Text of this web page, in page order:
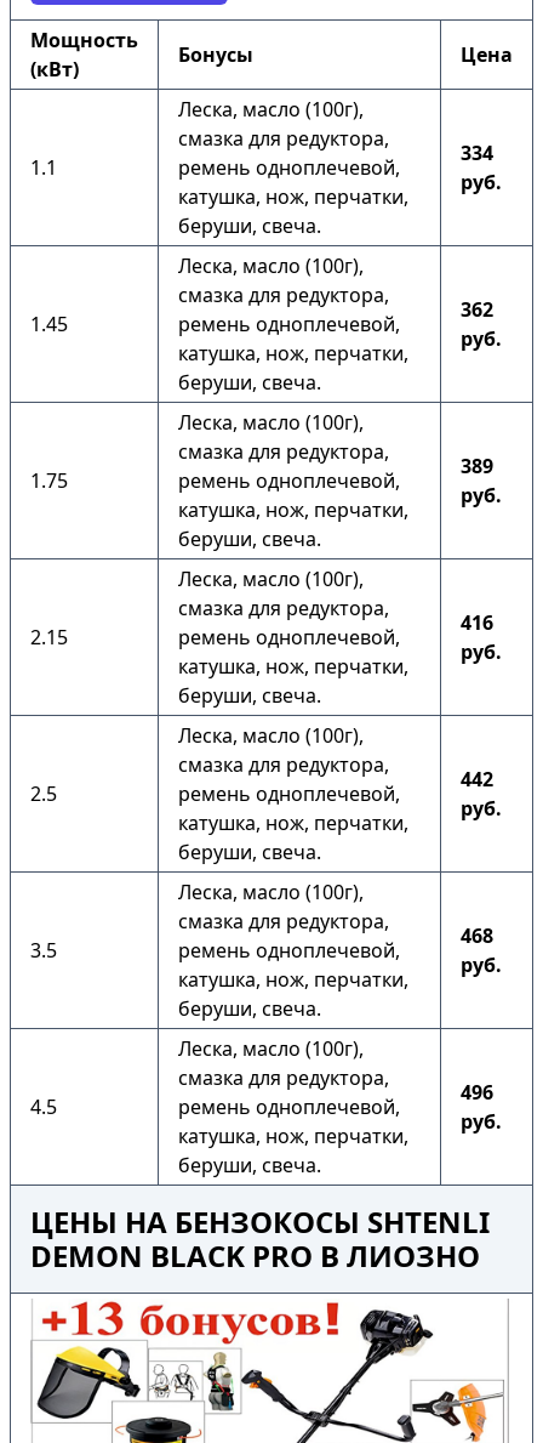
Мощность
(кВт)
Бонусы Цена
1.1
Леска, масло (100г),
смазка для редуктора,
ремень одноплечевой,
катушка, нож, перчатки,
беруши, свеча.
334
руб.
1.45
Леска, масло (100г),
смазка для редуктора,
ремень одноплечевой,
катушка, нож, перчатки,
беруши, свеча.
362
руб.
1.75
Леска, масло (100г),
смазка для редуктора,
ремень одноплечевой,
катушка, нож, перчатки,
беруши, свеча.
389
руб.
2.15
Леска, масло (100г),
смазка для редуктора,
ремень одноплечевой,
катушка, нож, перчатки,
беруши, свеча.
416
руб.
2.5
Леска, масло (100г),
смазка для редуктора,
ремень одноплечевой,
катушка, нож, перчатки,
беруши, свеча.
442
руб.
3.5
Леска, масло (100г),
смазка для редуктора,
ремень одноплечевой,
катушка, нож, перчатки,
беруши, свеча.
468
руб.
4.5
Леска, масло (100г),
смазка для редуктора,
ремень одноплечевой,
катушка, нож, перчатки,
беруши, свеча.
496
руб.
ЦЕНЫ НА БЕНЗОКОСЫ SHTENLI
DEMON BLACK PRO В ЛИОЗНО